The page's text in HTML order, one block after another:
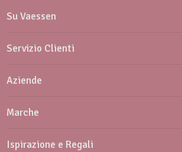
Su Vaessen
Servizio Clienti
Aziende
Marche
Ispirazione e Regali